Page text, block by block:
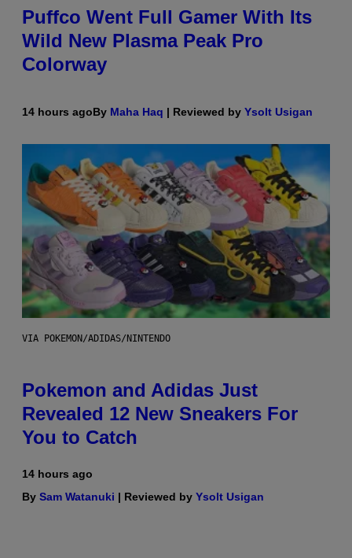
Puffco Went Full Gamer With Its
Wild New Plasma Peak Pro
Colorway
14 hours agoBy Maha Haq | Reviewed by Ysolt Usigan
VIA POKEMON/ADIDAS/NINTENDO
Pokemon and Adidas Just
Revealed 12 New Sneakers For
You to Catch
14 hours ago
By Sam Watanuki | Reviewed by Ysolt Usigan